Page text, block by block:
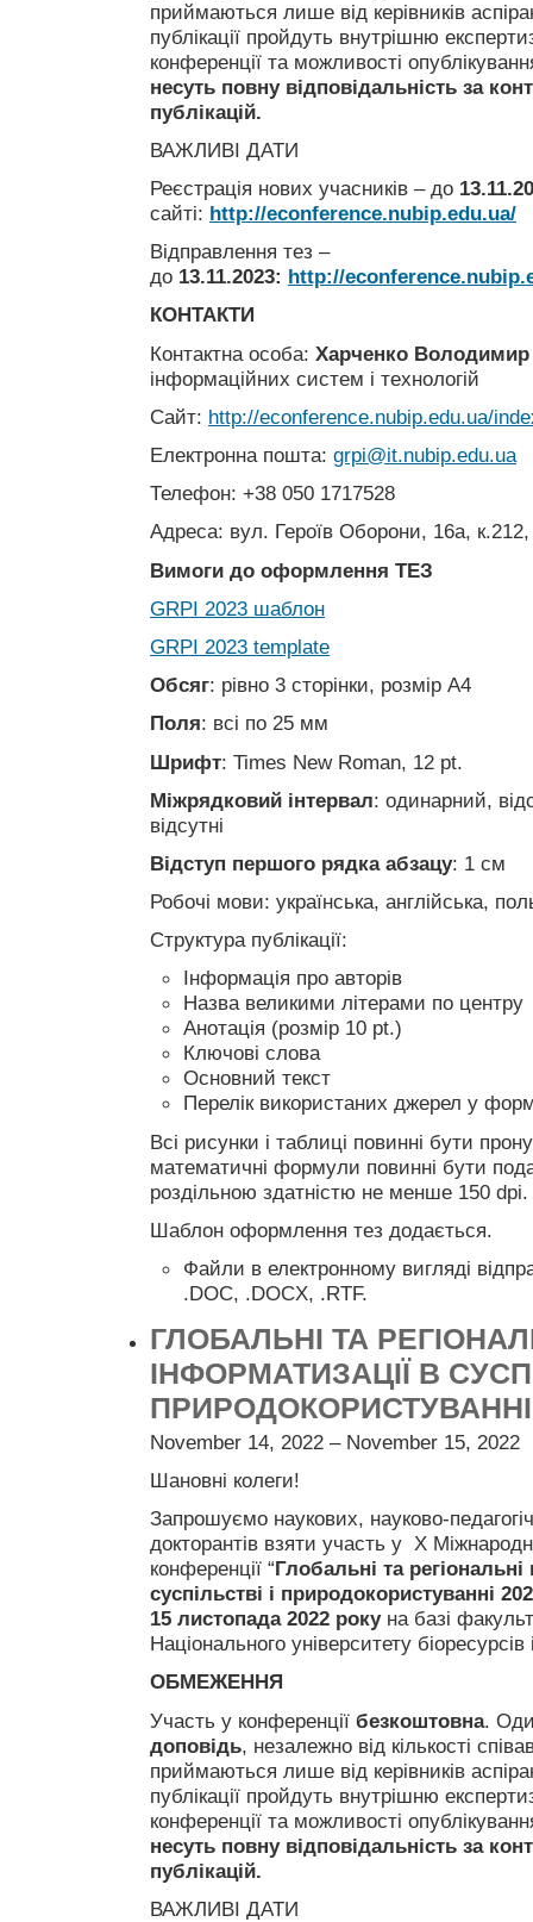
приймаються лише від керівників
публікації пройдуть внутрішню
конференції та можливості
несуть повну відповідальність за
публікацій.
ВАЖЛИВІ ДАТИ
Реєстрація нових учасників – до
сайті: http://econference.nubip.edu.ua/
Відправлення тез –
до 13.11.2023: http://
КОНТАКТИ
Контактна особа: Харченко Володимир
інформаційних систем і технологій
Сайт: http://econference.nubip.edu.ua/
Електронна пошта: grpi@it.nubip.edu.ua
Телефон: +38 050 1717528
Адреса: вул. Героїв Оборони, 16а,
Вимоги до оформлення ТЕЗ
GRPI 2023 шаблон
GRPI 2023 template
Обсяг: рівно 3 сторінки, розмір А4
Поля: всі по 25 мм
Шрифт: Times New Roman, 12 pt.
Міжрядковий інтервал: одинарний,
відсутні
Відступ першого рядка абзацу: 1 см
Робочі мови: українська, англійська,
Структура публікації:
Інформація про авторів
Назва великими літерами по центру
Анотація (розмір 10 pt.)
Ключові слова
Основний текст
Перелік використаних джерел у
Всі рисунки і таблиці повинні бути
математичні формули повинні бути
роздільною здатністю не менше 150 dpi.
Шаблон оформлення тез додається.
Файли в електронному вигляді
.DOC, .DOCX, .RTF.
ГЛОБАЛЬНІ ТА
ІНФОРМАТИЗАЦІЇ В
ПРИРОДОКОРИСТУВАННІ
November 14, 2022 – November 15, 2022
Шановні колеги!
Запрошуємо наукових, науково-
докторантів взяти участь у X
конференції “Глобальні та
суспільстві і природокористуванні
15 листопада 2022 рокуна базі
Національного університету
ОБМЕЖЕННЯ
Участь у конференції безкоштовна.
доповідь, незалежно від кількості
приймаються лише від керівників
публікації пройдуть внутрішню
конференції та можливості
несуть повну відповідальність за
публікацій.
ВАЖЛИВІ ДАТИ